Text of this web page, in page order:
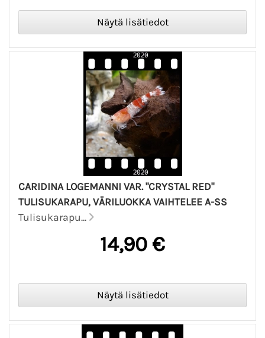
CARIDINA LOGEMANNI VAR. "CRYSTAL RED"
TULISUKARAPU, VÄRILUOKKA VAIHTELEE A-SS
Tulisukarapu...
14,90 €